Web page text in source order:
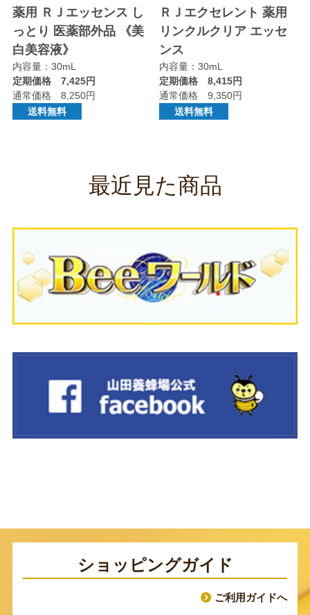
薬用 ＲＪエッセンス し
っとり 医薬部外品 《美
白美容液》
内容量：30mL
定期価格 7,425円
通常価格 8,250円
送料無料
ＲＪエクセレント 薬用
リンクルクリア エッセ
ンス
内容量：30mL
定期価格 8,415円
通常価格 9,350円
送料無料
最近見た商品
ショッピングガイド
ご利用ガイドへ